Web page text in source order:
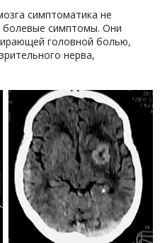
симптоматика не
болевые симптомы. Они
головной болью,
нерва,